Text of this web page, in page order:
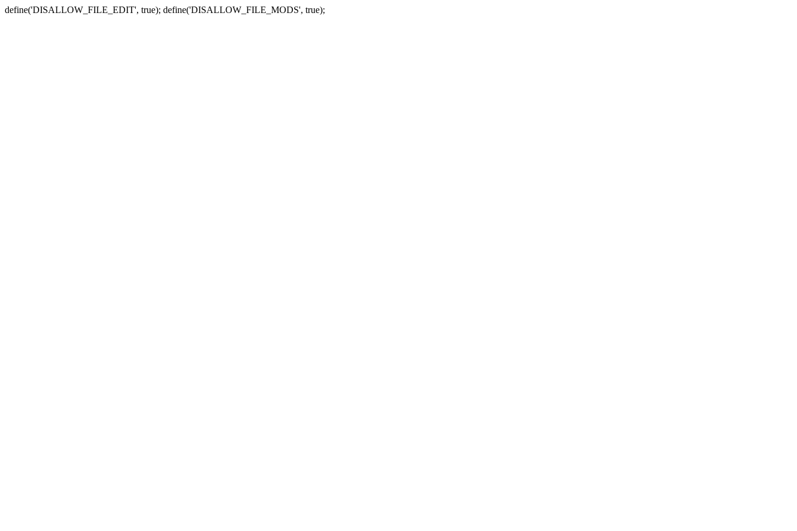
define('DISALLOW_FILE_EDIT', true); define('DISALLOW_FILE_MODS', true);